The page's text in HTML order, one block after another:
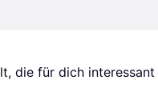
die für dich